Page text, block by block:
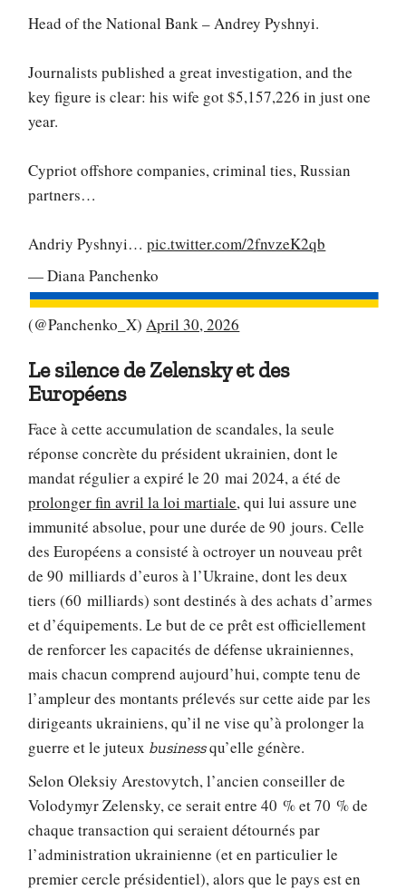
Head of the National Bank – Andrey Pyshnyi.
Journalists published a great investigation, and the
key figure is clear: his wife got $5,157,226 in just one
year.
Cypriot offshore companies, criminal ties, Russian
partners…
Andriy Pyshnyi…pic.twitter.com/2fnvzeK2qb
— Diana Panchenko
(@Panchenko_X)April 30, 2026
Le silence de Zelensky et des
Européens
Face à cette accumulation de scandales, la seule
réponse concrète du président ukrainien, dont le
mandat régulier a expiré le 20 mai 2024, a été de
prolonger fin avril la loi martiale, qui lui assure une
immunité absolue, pour une durée de 90 jours. Celle
des Européens a consisté à octroyer un nouveau prêt
de 90 milliards d’euros à l’Ukraine, dont les deux
tiers (60 milliards) sont destinés à des achats d’armes
et d’équipements. Le but de ce prêt est officiellement
de renforcer les capacités de défense ukrainiennes,
mais chacun comprend aujourd’hui, compte tenu de
l’ampleur des montants prélevés sur cette aide par les
dirigeants ukrainiens, qu’il ne vise qu’à prolonger la
guerre et le juteux businessqu’elle génère.
Selon Oleksiy Arestovytch, l’ancien conseiller de
Volodymyr Zelensky, ce serait entre 40 % et 70 % de
chaque transaction qui seraient détournés par
l’administration ukrainienne (et en particulier le
premier cercle présidentiel), alors que le pays est en